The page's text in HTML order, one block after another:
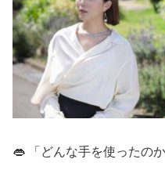
👄 「どんな手を使ったの